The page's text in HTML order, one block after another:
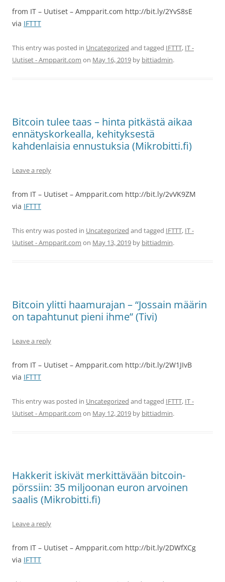
from IT – Uutiset – Ampparit.com http://bit.ly/2YvS8sE
via IFTTT
This entry was posted in Uncategorized and tagged IFTTT, IT -
Uutiset - Ampparit.com on May 16, 2019 by bittiadmin.
Bitcoin tulee taas – hinta pitkästä aikaa
ennätyskorkealla, kehityksestä
kahdenlaisia ennustuksia (Mikrobitti.fi)
Leave a reply
from IT – Uutiset – Ampparit.com http://bit.ly/2vVK9ZM
via IFTTT
This entry was posted in Uncategorized and tagged IFTTT, IT -
Uutiset - Ampparit.com on May 13, 2019 by bittiadmin.
Bitcoin ylitti haamurajan – “Jossain määrin
on tapahtunut pieni ihme” (Tivi)
Leave a reply
from IT – Uutiset – Ampparit.com http://bit.ly/2W1JIvB
via IFTTT
This entry was posted in Uncategorized and tagged IFTTT, IT -
Uutiset - Ampparit.com on May 12, 2019 by bittiadmin.
Hakkerit iskivät merkittävään bitcoin-
pörssiin: 35 miljoonan euron arvoinen
saalis (Mikrobitti.fi)
Leave a reply
from IT – Uutiset – Ampparit.com http://bit.ly/2DWfXCg
via IFTTT